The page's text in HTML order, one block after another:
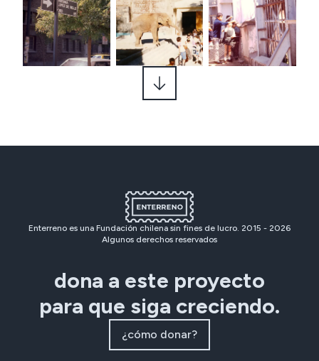
Enterreno es una Fundación chilena sin fines de lucro. 2015 - 2026
Algunos derechos reservados
dona a este proyecto
para que siga creciendo.
¿cómo donar?